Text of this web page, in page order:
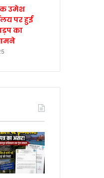
उमेश
पर हुई
का